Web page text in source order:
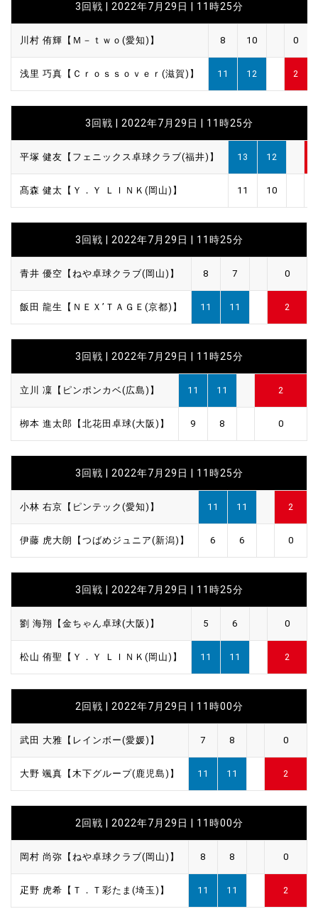
3回戦 | 2022年7月29日 | 11時25分
川村 侑輝【Ｍ－ｔｗｏ(愛知)】 8 10 0
浅里 巧真【Ｃｒｏｓｓｏｖｅｒ(滋賀)】 11 12 2
3回戦 | 2022年7月29日 | 11時25分
平塚 健友【フェニックス卓球クラブ(福井)】 13 12
髙森 健太【Ｙ．Ｙ ＬＩＮＫ(岡山)】 11 10
3回戦 | 2022年7月29日 | 11時25分
青井 優空【ねや卓球クラブ(岡山)】 8 7 0
飯田 龍生【ＮＥＸ’ＴＡＧＥ(京都)】 11 11 2
3回戦 | 2022年7月29日 | 11時25分
立川 凜【ピンポンカベ(広島)】 11 11 2
栁本 進太郎【北花田卓球(大阪)】 9 8 0
3回戦 | 2022年7月29日 | 11時25分
小林 右京【ピンテック(愛知)】 11 11 2
伊藤 虎大朗【つばめジュニア(新潟)】 6 6 0
3回戦 | 2022年7月29日 | 11時25分
劉 海翔【金ちゃん卓球(大阪)】 5 6 0
松山 侑聖【Ｙ．Ｙ ＬＩＮＫ(岡山)】 11 11 2
2回戦 | 2022年7月29日 | 11時00分
武田 大雅【レインボー(愛媛)】 7 8 0
大野 颯真【木下グループ(鹿児島)】 11 11 2
2回戦 | 2022年7月29日 | 11時00分
岡村 尚弥【ねや卓球クラブ(岡山)】 8 8 0
疋野 虎希【Ｔ．Ｔ彩たま(埼玉)】 11 11 2